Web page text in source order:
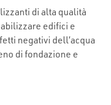
di alta qualità
edifici e
negativi dell’acqua
di fondazione e